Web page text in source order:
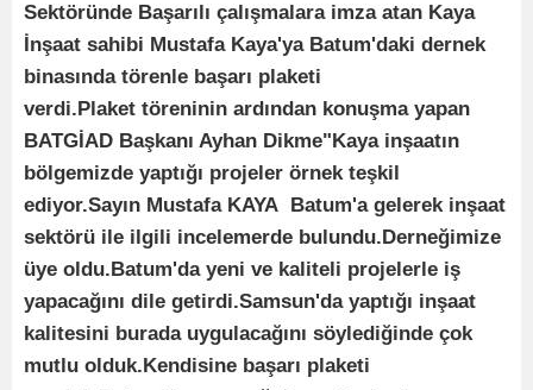
Sektöründe Başarılı çalışmalara imza atan Kaya
İnşaat sahibi Mustafa Kaya'ya Batum'daki dernek
binasında törenle başarı plaketi
verdi.Plaket töreninin ardından konuşma yapan
BATGİAD Başkanı Ayhan Dikme"Kaya inşaatın
bölgemizde yaptığı projeler örnek teşkil
ediyor.Sayın Mustafa KAYA Batum'a gelerek inşaat
sektörü ile ilgili incelemerde bulundu.Derneğimize
üye oldu.Batum'da yeni ve kaliteli projelerle iş
yapacağını dile getirdi.Samsun'da yaptığı inşaat
kalitesini burada uygulacağını söylediğinde çok
mutlu olduk.Kendisine başarı plaketi